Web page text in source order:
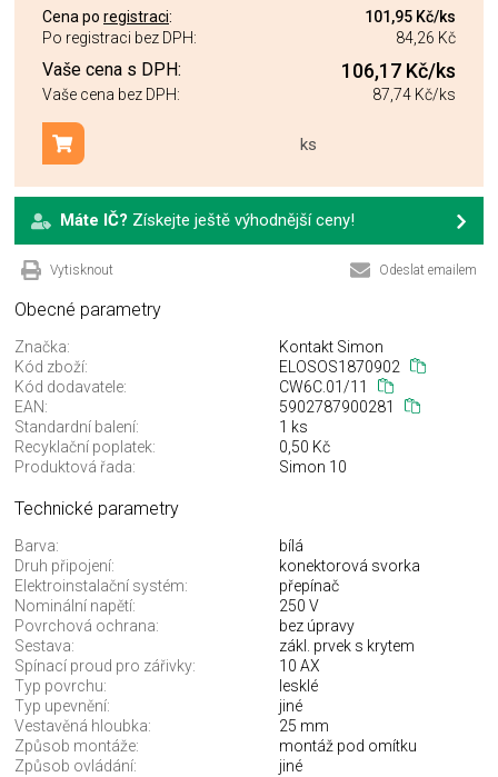
Cena po registraci: 101,95 Kč/ks
Po registraci bez DPH:
84,26 Kč
Vaše cena s DPH: 106,17 Kč/ks
Vaše cena bez DPH: 87,74 Kč/ks
ks
Přidat do košíku
Máte IČ? Získejte ještě výhodnější ceny!
Vytisknout Odeslat emailem
Obecné parametry
Značka:
Kontakt Simon
Kód zboží:
ELOSOS1870902
Kód dodavatele:
CW6C.01/11
EAN:
5902787900281
Standardní balení:
1 ks
Recyklační poplatek:
0,50 Kč
Produktová řada:
Simon 10
Technické parametry
Barva:
bílá
Druh připojení:
konektorová svorka
Elektroinstalační systém:
přepínač
Nominální napětí:
250 V
Povrchová ochrana:
bez úpravy
Sestava:
zákl. prvek s krytem
Spínací proud pro zářivky:
10 AX
Typ povrchu:
lesklé
Typ upevnění:
jiné
Vestavěná hloubka:
25 mm
Způsob montáže:
montáž pod omítku
Způsob ovládání:
jiné